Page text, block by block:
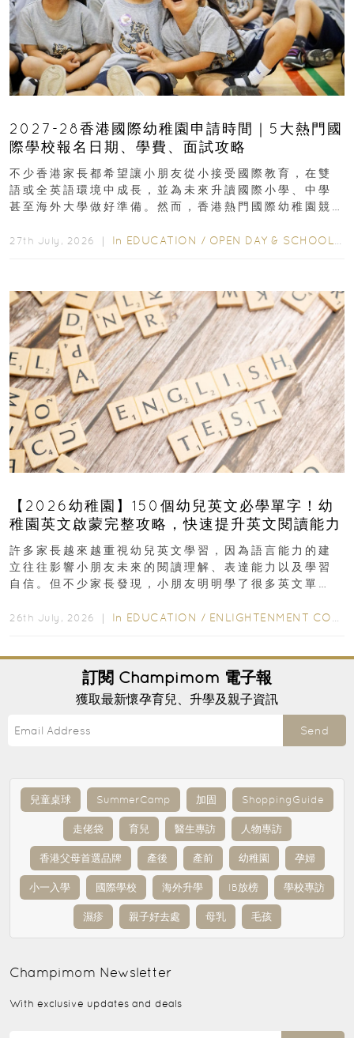
2027-28香港國際幼稚園申請時間｜5大熱門國
際學校報名日期、學費、面試攻略
不少香港家長都希望讓小朋友從小接受國際教育，在雙
語或全英語環境中成長，並為未來升讀國際小學、中學
甚至海外大學做好準備。然而，香港熱門國際幼稚園競
27th July, 2026 ｜ In EDUCATION / OPEN DAY & SCHOOL EVENTS
【2026幼稚園】150個幼兒英文必學單字！幼
稚園英文啟蒙完整攻略，快速提升英文閱讀能力
許多家長越來越重視幼兒英文學習，因為語言能力的建
立往往影響小朋友未來的閱讀理解、表達能力以及學習
自信。但不少家長發現，小朋友明明學了很多英文單
26th July, 2026 ｜ In EDUCATION / ENLIGHTENMENT CORNER
訂閱 Champimom 電子報
獲取最新懷孕育兒、升學及親子資訊
Send
兒童桌球 SummerCamp 加固 ShoppingGuide
走佬袋 育兒 醫生專訪 人物專訪
香港父母首選品牌 產後 產前 幼稚園 孕婦
小一入學 國際學校 海外升學 IB放榜 學校專訪
濕疹 親子好去處 母乳 毛孩
Champimom Newsletter
With exclusive updates and deals